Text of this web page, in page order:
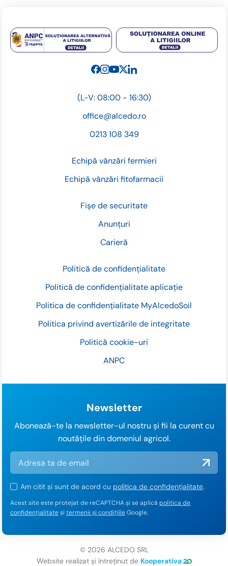
Fișe de securitate
Anunțuri
Carieră
Politică de confidențialitate
Politică de confidențialitate aplicație
Politica de confidențialitate MyAlcedoSoil
Politica privind avertizările de integritate
Politică cookie-uri
ANPC
(L-V: 08:00 - 16:30)
office@alcedo.ro
0213 108 349
Echipă vânzări fermieri
Echipă vânzări fitofarmacii
Newsletter
Abonează-te la newsletter-ul nostru și fii la curent cu
noutățile din domeniul agricol.
Am citit și sunt de acord cu politica de confidențialitate.
Acest site este protejat de reCAPTCHA și se aplică politica de
confidențialitateși termenii și condițiileGoogle.
© 2026 ALCEDO SRL
Website realizat și întreținut de Kooperativa